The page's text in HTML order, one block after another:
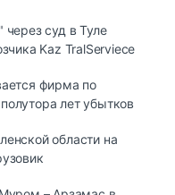
суд в Туле
Kaz TralServiece
фирма по
лет убытков
области на